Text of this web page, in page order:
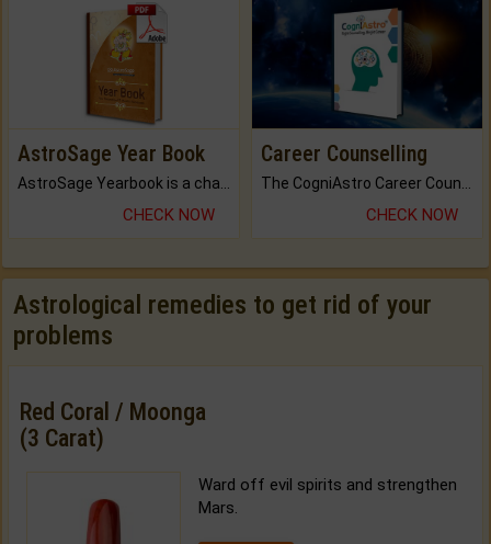
AstroSage Year Book
AstroSage Yearbook is a channel to fulfill your dreams and destiny.
CHECK NOW
Career Counselling
The CogniAstro Career Counselling Report is the most comprehensive report available on this topic.
CHECK NOW
Astrological remedies to get rid of your
problems
Red Coral / Moonga
(3 Carat)
Ward off evil spirits and strengthen
Mars.